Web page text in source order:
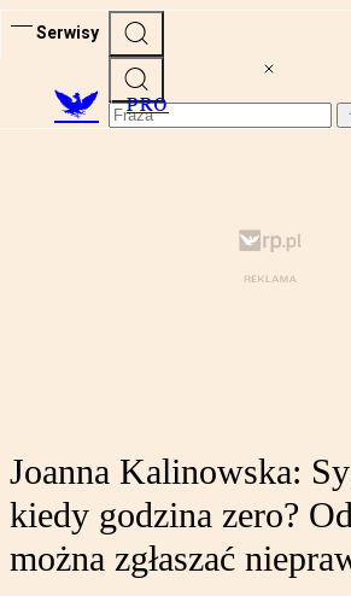
Serwisy
PRO
Joanna Kalinowska:
kiedy godzina zero?
można zgłaszać